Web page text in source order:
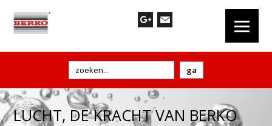
LUCHT, DE KRACHT VAN BERKO